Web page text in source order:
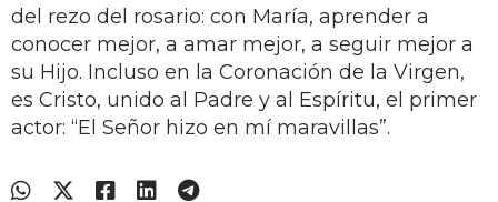
del rezo del rosario: con María, aprender a
conocer mejor, a amar mejor, a seguir mejor a
su Hijo. Incluso en la Coronación de la Virgen,
es Cristo, unido al Padre y al Espíritu, el primer
actor: “El Señor hizo en mí maravillas”.